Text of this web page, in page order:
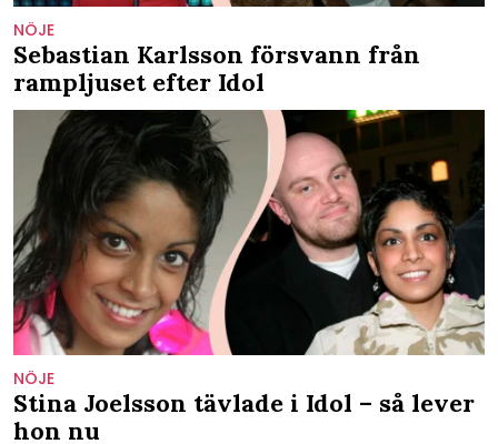
NÖJE
Sebastian Karlsson försvann från
rampljuset efter Idol
NÖJE
Stina Joelsson tävlade i Idol – så lever
hon nu